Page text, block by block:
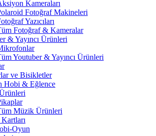
Kameraları
Fotoğraf Makineleri
Yazıcıları
Fotoğraf & Kameralar
& Yayıncı Ürünleri
Youtuber & Yayıncı Ürünleri
ve Bisikletler
Hobi & Eğlence
Müzik Ürünleri
Oyun